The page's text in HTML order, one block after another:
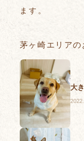
ます。
茅ヶ崎エリアの
大